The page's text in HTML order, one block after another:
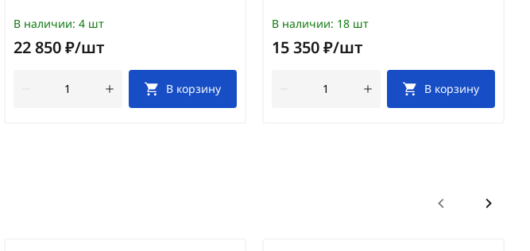
В наличии: 4 шт
22 850 ₽/шт
В корзину
В наличии: 18 шт
15 350 ₽/шт
В корзину